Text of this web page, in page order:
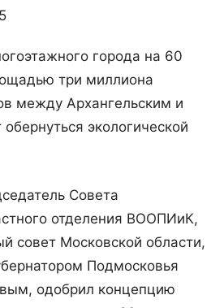
города на 60
три миллиона
между Архангельским и
экологической
Совета
отделения ВООПИиК,
совет Московской области,
Подмосковья
одобрил концепцию